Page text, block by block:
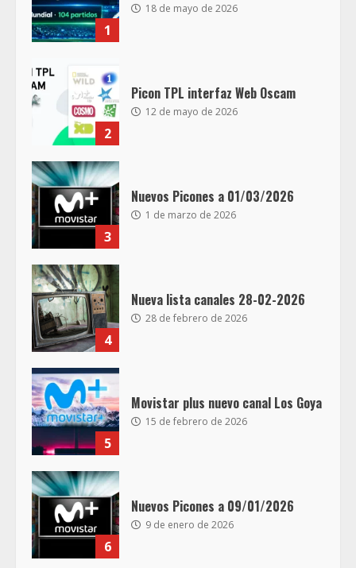
1
18 de mayo de 2026
2
Picon TPL interfaz Web Oscam
12 de mayo de 2026
3
Nuevos Picones a 01/03/2026
1 de marzo de 2026
4
Nueva lista canales 28-02-2026
28 de febrero de 2026
5
Movistar plus nuevo canal Los Goya
15 de febrero de 2026
6
Nuevos Picones a 09/01/2026
9 de enero de 2026